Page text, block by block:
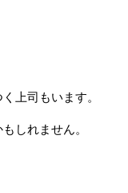
上司もいます。
しれません。